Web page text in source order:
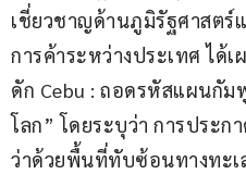
เชี่ยวชาญด้านภูมิรัฐศาสตร์
การค้าระหว่างประเทศ ได้
ดัก Cebu : ถอดรหัสแผนกั
โลก” โดยระบุว่า การประก
ว่าด้วยพื้นที่ทับซ้อนทางทะ